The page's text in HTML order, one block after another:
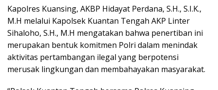
Kapolres Kuansing, AKBP Hidayat Perdana, S.H., S.I.K.,
M.H melalui Kapolsek Kuantan Tengah AKP Linter
Sihaloho, S.H., M.H mengatakan bahwa penertiban ini
merupakan bentuk komitmen Polri dalam menindak
aktivitas pertambangan ilegal yang berpotensi
merusak lingkungan dan membahayakan masyarakat.